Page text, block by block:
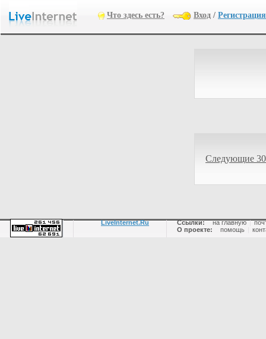
Что здесь есть? Вход / Регистрация
Следующие
LiveInternet.Ru Ссылки: на главную |
О проекте:
помощь